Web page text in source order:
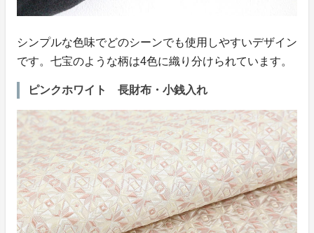
シンプルな色味でどのシーンでも使用しやすいデザイン
です。七宝のような柄は4色に織り分けられています。
ピンクホワイト 長財布・小銭入れ